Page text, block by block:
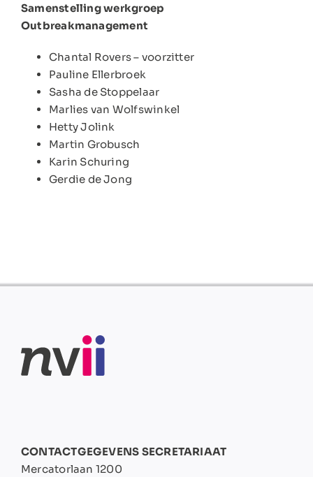
Samenstelling werkgroep
Outbreakmanagement
Chantal Rovers – voorzitter
Pauline Ellerbroek
Sasha de Stoppelaar
Marlies van Wolfswinkel
Hetty Jolink
Martin Grobusch
Karin Schuring
Gerdie de Jong
CONTACTGEGEVENS SECRETARIAAT
Mercatorlaan 1200